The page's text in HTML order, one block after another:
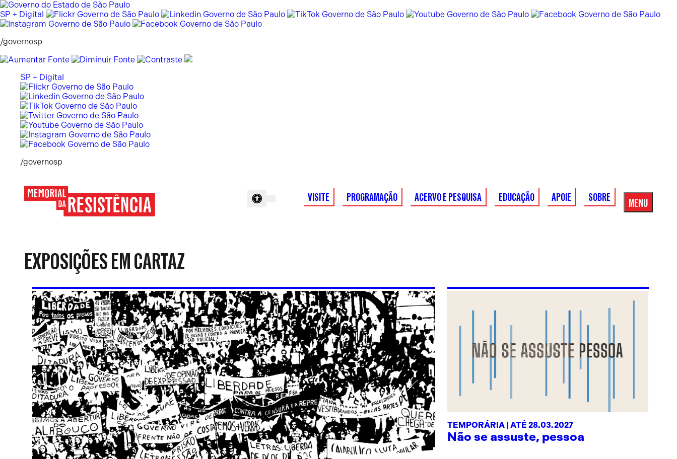
Pular
para
o
SP + Digital
/governosp
SP + Digital
/governosp
VISITE PROGRAMAÇÃO ACERVO E PESQUISA EDUCAÇÃO APOIE SOBRE MENU
Menu
EXPOSIÇÕES EM CARTAZ
TEMPORÁRIA | ATÉ 28.03.2027
Não se assuste, pessoa